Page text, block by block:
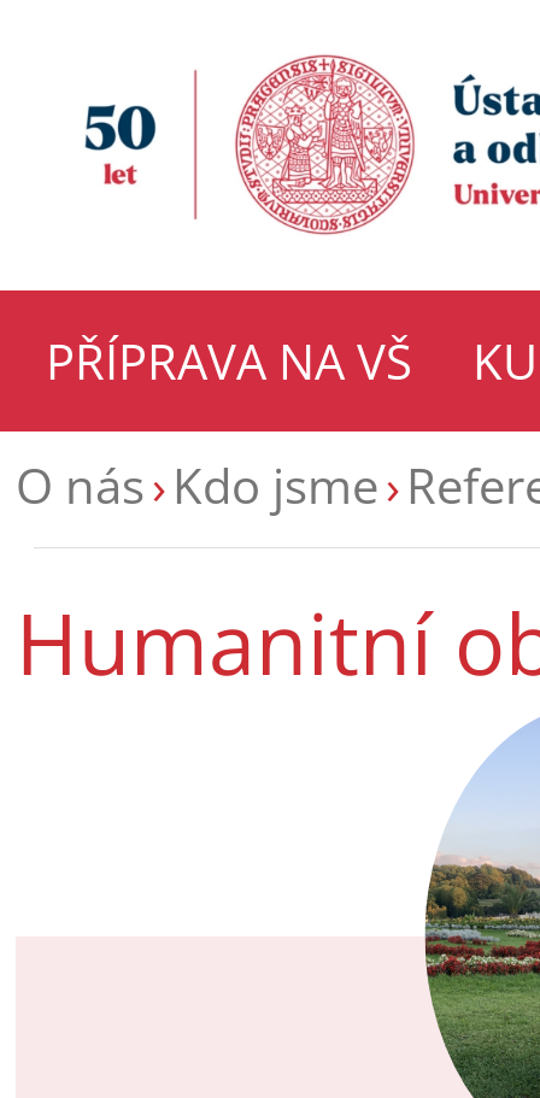
PŘÍPRAVA NA VŠ
O nás Kdo jsme
Humanitní